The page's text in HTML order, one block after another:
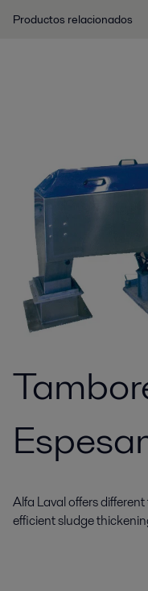
Productos relacionados
Alfa Laval offers
efficient sludge